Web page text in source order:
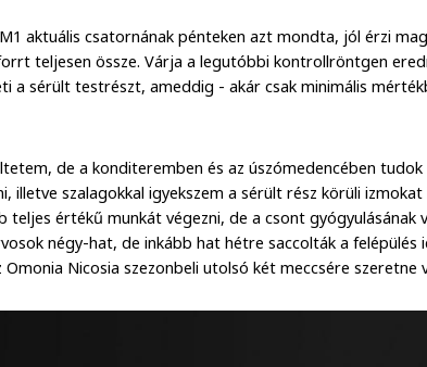
aktuális csatornának pénteken azt mondta, jól érzi
teljesen össze. Várja a legutóbbi kontrollröntgen
a sérült testrészt, ameddig - akár csak minimális
de a konditeremben és az úszómedencében
illetve szalagokkal igyekszem a sérült rész körüli
teljes értékű munkát végezni, de a csont gyógyulásának
négy-hat, de inkább hat hétre saccolták a
Omonia Nicosia szezonbeli utolsó két meccsére szeretne